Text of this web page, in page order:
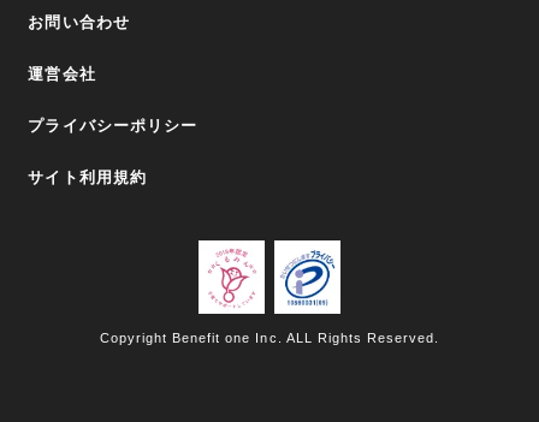
お問い合わせ
運営会社
プライバシーポリシー
サイト利用規約
Copyright Benefit one Inc. ALL Rights Reserved.